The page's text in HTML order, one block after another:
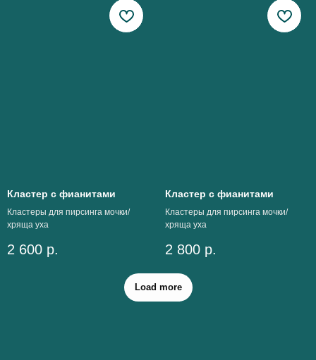
Кластер с фианитами
Кластеры для пирсинга мочки/
хряща уха
2 600 р.
Кластер с фианитами
Кластеры для пирсинга мочки/
хряща уха
2 800 р.
Load more